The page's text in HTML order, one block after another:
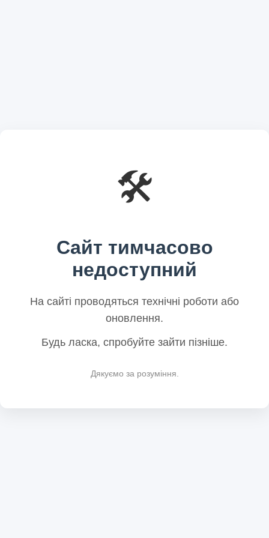
🛠️
Сайт тимчасово
недоступний
На сайті проводяться технічні роботи або
оновлення.
Будь ласка, спробуйте зайти пізніше.
Дякуємо за розуміння.